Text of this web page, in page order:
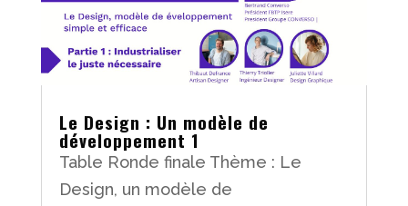
Le Design : Un modèle de
développement 1
Table Ronde finale Thème : Le
Design, un modèle de